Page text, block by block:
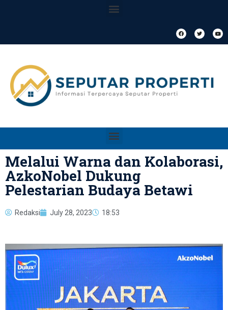
Melalui Warna dan Kolaborasi,
AzkoNobel Dukung
Pelestarian Budaya Betawi
Redaksi July 28, 2023 18:53